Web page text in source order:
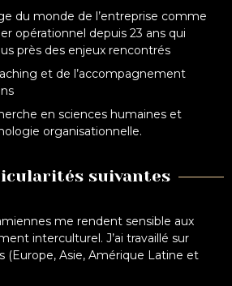
du monde de l’entreprise comme
opérationnel depuis 23 ans qui
près des enjeux rencontrés
et de l’accompagnement
en sciences humaines et
organisationnelle.
suivantes
me rendent sensible aux
interculturel. J’ai travaillé sur
(Europe, Asie, Amérique Latine et